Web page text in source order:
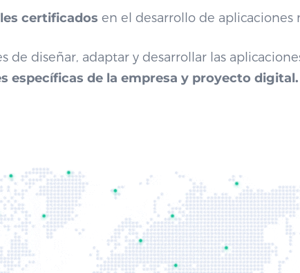
certificados en el desarrollo de aplicaciones
de diseñar, adaptar y desarrollar las
específicas de la empresa y proyecto digital.